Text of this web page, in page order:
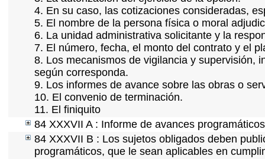
4. En su caso, las cotizaciones consideradas,
5. El nombre de la persona física o moral
6. La unidad administrativa solicitante y la
7. El número, fecha, el monto del contrato y el
8. Los mecanismos de vigilancia y supervisión,
según corresponda.
9. Los informes de avance sobre las obras o
10. El convenio de terminación.
11. El finiquito
84 XXXVII A : Informe de avances
84 XXXVII B : Los sujetos obligados deben
programáticos, que le sean aplicables en